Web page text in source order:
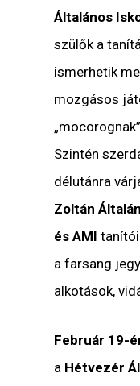
Általános
szülők a
ismerhetik
mozgásos
Szintén
délutánra
Zoltán
és AMI
a farsang
alkotások,
Február 19-
a Hétvezér